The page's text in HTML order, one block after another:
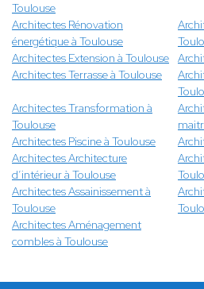
Toulouse
Architectes Rénovation
énergétique à Toulouse
Architectes Extension à Toulouse
Architectes Terrasse à Toulouse
Architectes Transformation à
Toulouse
Architectes Piscine à Toulouse
Architectes Architecture
d’intérieur à Toulouse
Architectes Assainissement à
Toulouse
Architectes Aménagement
combles à Toulouse